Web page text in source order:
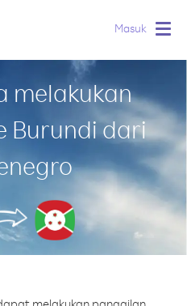
Masuk
melakukan
Burundi dari